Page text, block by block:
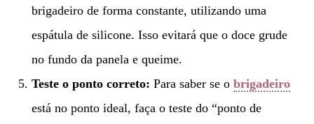
brigadeiro de forma constante, utilizando uma
espátula de silicone. Isso evitará que o doce grude
no fundo da panela e queime.
Teste o ponto correto: Para saber se o brigadeiro
está no ponto ideal, faça o teste do “ponto de